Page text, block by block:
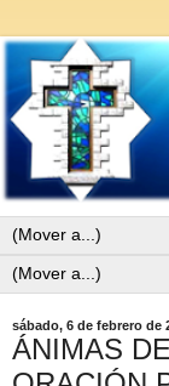
sábado, 6 de febrero de
ÁNIMAS